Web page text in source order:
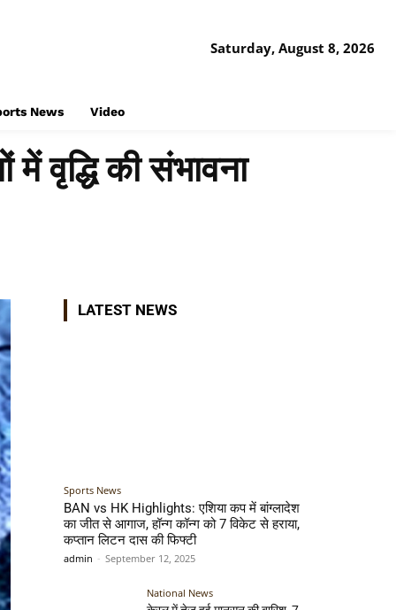
Saturday, August 8, 2026
News Video
वृद्धि की संभावना
LATEST NEWS
Sports News
BAN vs HK Highlights: एशिया कप में बांग्लादेश
का जीत से आगाज, हॉन्ग कॉन्ग को 7 विकेट से हराया,
कप्तान लिटन दास की फिफ्टी
admin - September 12, 2025
National News